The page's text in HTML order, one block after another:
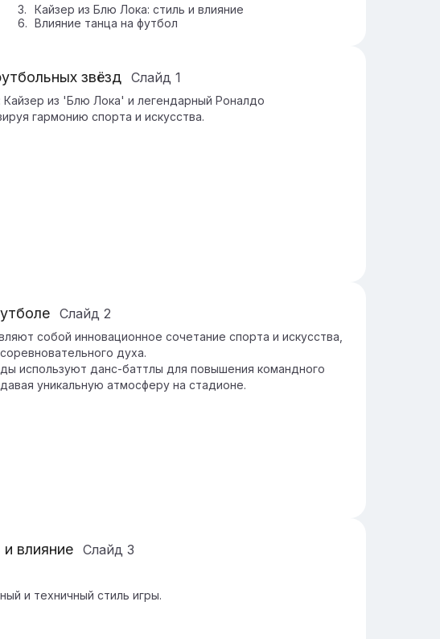
Кайзер из Блю Лока: стиль и влияние
Влияние танца на футбол
звёзд Слайд 1
из 'Блю Лока' и легендарный Роналдо
гармонию спорта и искусства.
Слайд 2
собой инновационное сочетание спорта и искусства,
духа.
используют данс-баттлы для повышения командного
уникальную атмосферу на стадионе.
влияние Слайд 3
и техничный стиль игры.